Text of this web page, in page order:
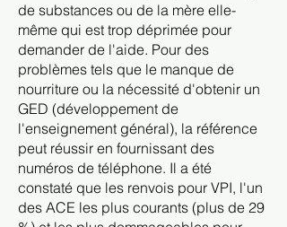
de substances ou de la mère elle-
même qui est trop déprimée pour
demander de l'aide. Pour des
problèmes tels que le manque de
nourriture ou la nécessité d'obtenir un
GED (développement de
l'enseignement général), la référence
peut réussir en fournissant des
numéros de téléphone. Il a été
constaté que les renvois pour VPI, l'un
des ACE les plus courants (plus de 29